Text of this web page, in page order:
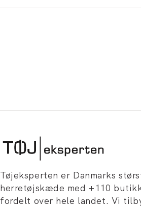
Tøjeksperten er Danmarks
herretøjskæde med +110
fordelt over hele landet. Vi